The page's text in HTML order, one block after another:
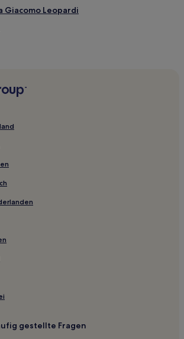
Giacomo Leopardi
der Heiligen Maria Goretti
di Lanciano
Fabriano
Osimo-Castelfidardo
di San Silvestro
Buonaccorsi
gestellte Fragen